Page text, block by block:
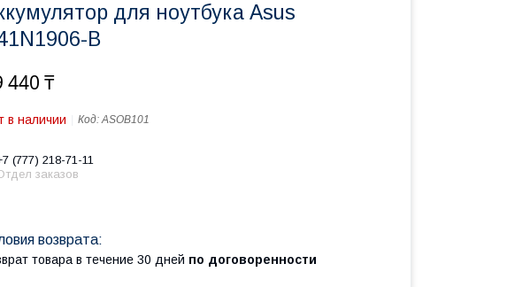
для ноутбука Asus
B
440 ₸
в наличии Код:ASOB101
(777) 218-71-11
заказов
товара в течение 30 дней по договоренности